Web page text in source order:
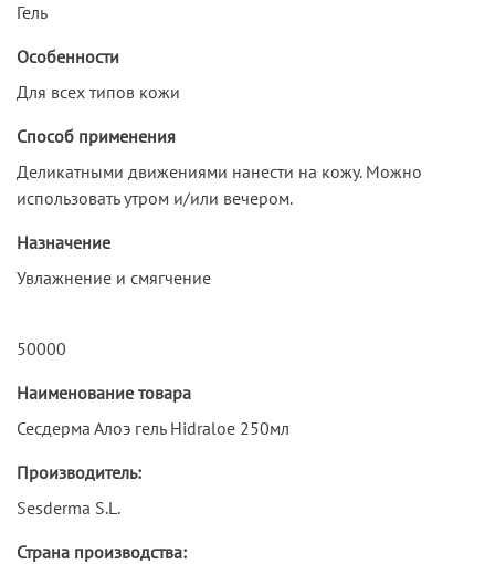
Гель
Особенности
Для всех типов кожи
Способ применения
Деликатными движениями нанести на кожу. Можно
использовать утром и/или вечером.
Назначение
Увлажнение и смягчение
50000
Наименование товара
Сесдерма Алоэ гель Hidraloe 250мл
Производитель:
Sesderma S.L.
Страна производства: